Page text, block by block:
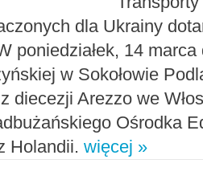
dla Ukrainy
poniedziałek, 14
w Sokołowie
diecezji Arezzo we
Ośrodka
Holandii. więcej »